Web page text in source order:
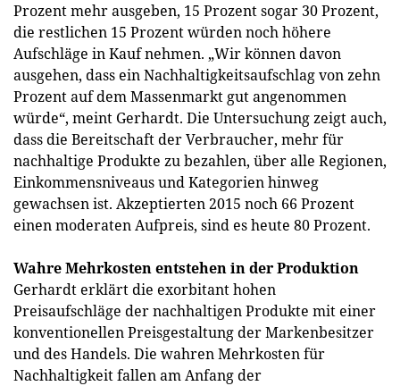
Prozent mehr ausgeben, 15 Prozent sogar 30 Prozent,
die restlichen 15 Prozent würden noch höhere
Aufschläge in Kauf nehmen. „Wir können davon
ausgehen, dass ein Nachhaltigkeitsaufschlag von zehn
Prozent auf dem Massenmarkt gut angenommen
würde“, meint Gerhardt. Die Untersuchung zeigt auch,
dass die Bereitschaft der Verbraucher, mehr für
nachhaltige Produkte zu bezahlen, über alle Regionen,
Einkommensniveaus und Kategorien hinweg
gewachsen ist. Akzeptierten 2015 noch 66 Prozent
einen moderaten Aufpreis, sind es heute 80 Prozent.
Wahre Mehrkosten entstehen in der Produktion
Gerhardt erklärt die exorbitant hohen
Preisaufschläge der nachhaltigen Produkte mit einer
konventionellen Preisgestaltung der Markenbesitzer
und des Handels. Die wahren Mehrkosten für
Nachhaltigkeit fallen am Anfang der